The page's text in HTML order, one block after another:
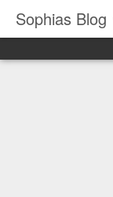
Sophias Blog